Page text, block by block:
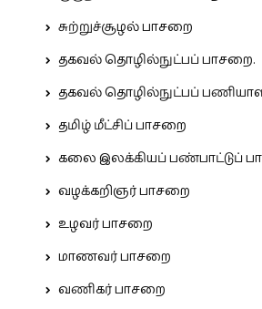
சுற்றுச்சூழல் பாசறை
தகவல் தொழில்நுட்பப் பாசறை.
தகவல் தொழில்நுட்பப்
தமிழ் மீட்சிப் பாசறை
கலை இலக்கியப் பண்பாட்டுப்
வழக்கறிஞர் பாசறை
உழவர் பாசறை
மாணவர் பாசறை
வணிகர் பாசறை